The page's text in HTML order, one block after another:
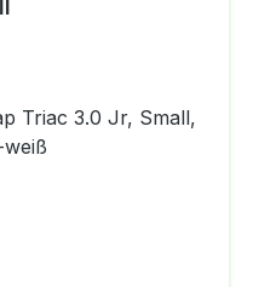
Triac 3.0 Jr, Small,